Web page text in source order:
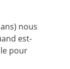
nous
est-
pour